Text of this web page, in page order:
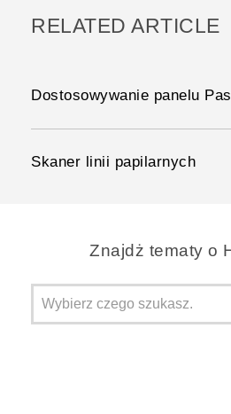
RELATED ARTICLE
Dostosowywanie panelu
Skaner linii papilarnych
Znajdż tematy o